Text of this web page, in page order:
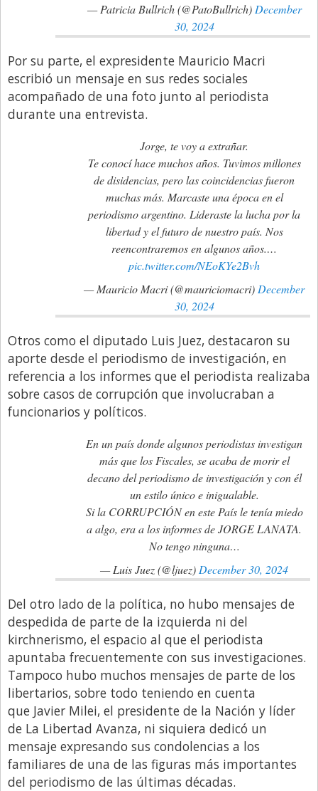
— Patricia Bullrich (@PatoBullrich) December
30, 2024
Por su parte, el expresidente Mauricio Macri
escribió un mensaje en sus redes sociales
acompañado de una foto junto al periodista
durante una entrevista.
Jorge, te voy a extrañar.
Te conocí hace muchos años. Tuvimos millones
de disidencias, pero las coincidencias fueron
muchas más. Marcaste una época en el
periodismo argentino. Lideraste la lucha por la
libertad y el futuro de nuestro país. Nos
reencontraremos en algunos años.…
pic.twitter.com/NEoKYe2Bvh
— Mauricio Macri (@mauriciomacri) December
30, 2024
Otros como el diputado Luis Juez, destacaron su
aporte desde el periodismo de investigación, en
referencia a los informes que el periodista realizaba
sobre casos de corrupción que involucraban a
funcionarios y políticos.
En un país donde algunos periodistas investigan
más que los Fiscales, se acaba de morir el
decano del periodismo de investigación y con él
un estilo único e inigualable.
Si la CORRUPCIÓN en este País le tenía miedo
a algo, era a los informes de JORGE LANATA.
No tengo ninguna…
— Luis Juez (@ljuez) December 30, 2024
Del otro lado de la política, no hubo mensajes de
despedida de parte de la izquierda ni del
kirchnerismo, el espacio al que el periodista
apuntaba frecuentemente con sus investigaciones.
Tampoco hubo muchos mensajes de parte de los
libertarios, sobre todo teniendo en cuenta
que Javier Milei, el presidente de la Nación y líder
de La Libertad Avanza, ni siquiera dedicó un
mensaje expresando sus condolencias a los
familiares de una de las figuras más importantes
del periodismo de las últimas décadas.